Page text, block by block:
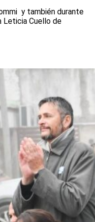
y también durante
Leticia Cuello de